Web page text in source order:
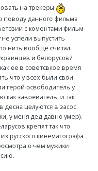
на трекеры
поводу данного фильма
с коментами фильм
успели выпустить
нить вообще считал
и белорусов?
ее в советсвкое время
что у всех были свои
герой освободитель у
завоеватель, и так
десна целуются в засос
у меня дед давно умер).
крепят так что
русского кинематографа
о чем мужики